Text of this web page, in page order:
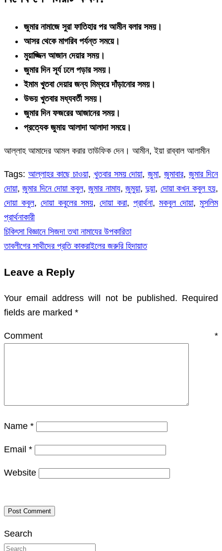
জুমার নামাজে সুরা ফাতিহার পর আমীন বলার সময়।
আসর থেকে মাগরিব পর্যন্ত সময়ে।
মুয়াজ্জিন আজান দেয়ার সময়।
জুমার দিন সূর্য ঢলে পড়ার সময়।
ইমাম খুতবা দেয়ার জন্য মিম্বরে দাঁড়ানোর সময়।
উভয় খুতবার মধ্যবর্তী সময়।
জুমার দিন ফজরের আজানের সময়।
প্রত্যেক জুমায় আলাদা আলাদা সময়ে।
আল্লাহ আমাদের আমল করার তাউফিক দেন। আমীন, ইয়া রাব্বাল আলামীন
Tags: আল্লাহর কাছে চাওয়া, খুতবার সময় দোয়া,জুমা,জুমাবার,জুমার দিনে
দোয়া,জুমার দিনে দোয়া কবুল,জুমার নামায, জুমুয়া,দুয়া, দোয়া কখন কবুল হয়,
দোয়া কবুল, দোয়া কবুলের সময়, দোয়া করা, প্রার্থনা, মকবুল দোয়া, মুসলিম
প্রার্থনাকারী
Post
navigation
চিকিৎসা বিজ্ঞানে সিজদা তথা নামাযের উপকারিতা
তাবলীগের সাথীদের প্রতি কাকরাইলের জরুরি হিদায়াত
Leave a Reply
Your email address will not be published. Required
fields are marked *
Comment *
Name *
Email *
Website
Search